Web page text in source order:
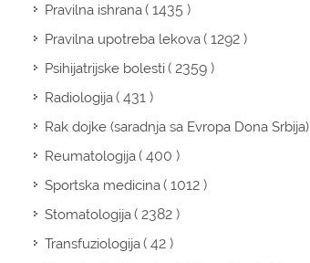
Pravilna ishrana( 1435 )
Pravilna upotreba lekova( 1292 )
Psihijatrijske bolesti( 2359 )
Radiologija( 431 )
Rak dojke (saradnja sa Evropa Dona Srbija)
Reumatologija( 400 )
Sportska medicina( 1012 )
Stomatologija( 2382 )
Transfuziologija( 42 )